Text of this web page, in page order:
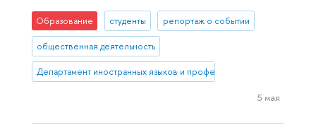
Образование студенты репортаж о событии
общественная деятельность
Департамент иностранных языков и профессиональной
5 мая